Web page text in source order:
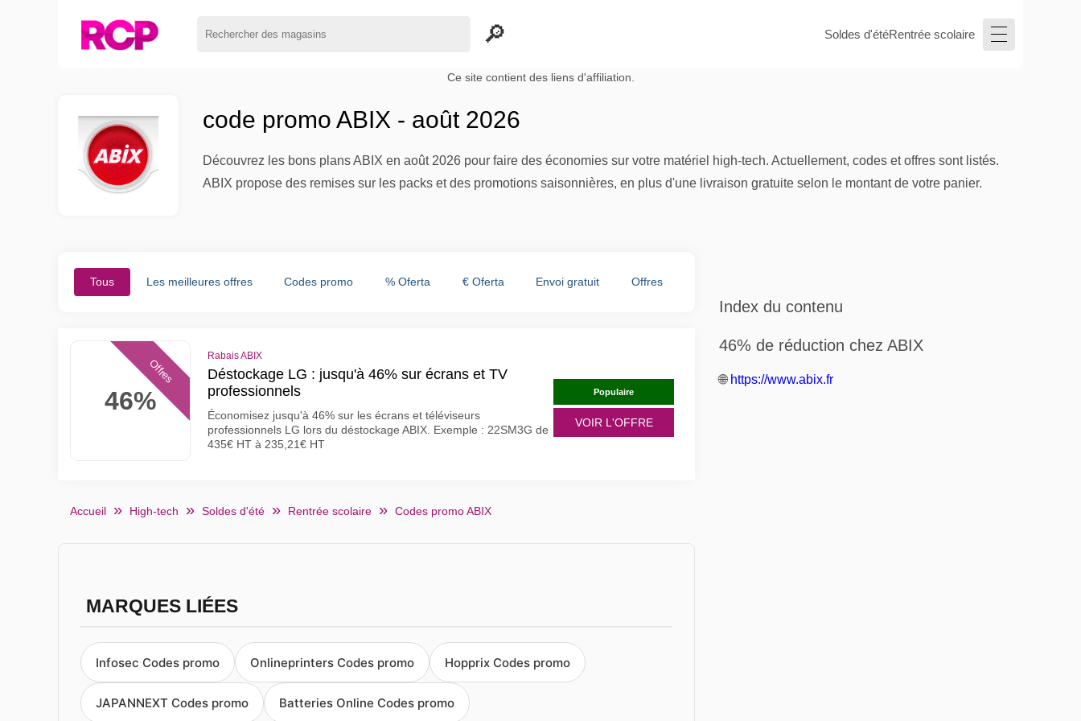
Soldes d'étéRentrée scolaire
Ce site contient des liens d'affiliation.
code promo ABIX - août 2026
Découvrez les bons plans ABIX en août 2026 pour faire des économies sur votre matériel high-tech. Actuellement, codes et offres sont listés.
ABIX propose des remises sur les packs et des promotions saisonnières, en plus d'une livraison gratuite selon le montant de votre panier.
Tous Les meilleures offres Codes promo % Oferta € Oferta Envoi gratuit Offres
46%
Offres
Rabais ABIX
Déstockage LG : jusqu'à 46% sur écrans et TV
professionnels
Économisez jusqu'à 46% sur les écrans et téléviseurs
professionnels LG lors du déstockage ABIX. Exemple : 22SM3G de
435€ HT à 235,21€ HT
Populaire
VOIR L'OFFRE
Accueil High-tech Soldes d'été Rentrée scolaire Codes promo ABIX
MARQUES LIÉES
Infosec Codes promo Onlineprinters Codes promo Hopprix Codes promo
JAPANNEXT Codes promo Batteries Online Codes promo
Index du contenu
46% de réduction chez ABIX
🌐 https://www.abix.fr